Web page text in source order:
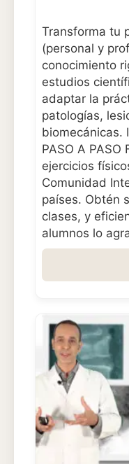
Transforma tu
(personal y
conocimiento
estudios
adaptar la
patologías,
biomecánicas.
PASO A PASO
ejercicios
Comunidad
países. Obtén
clases, y
alumnos lo